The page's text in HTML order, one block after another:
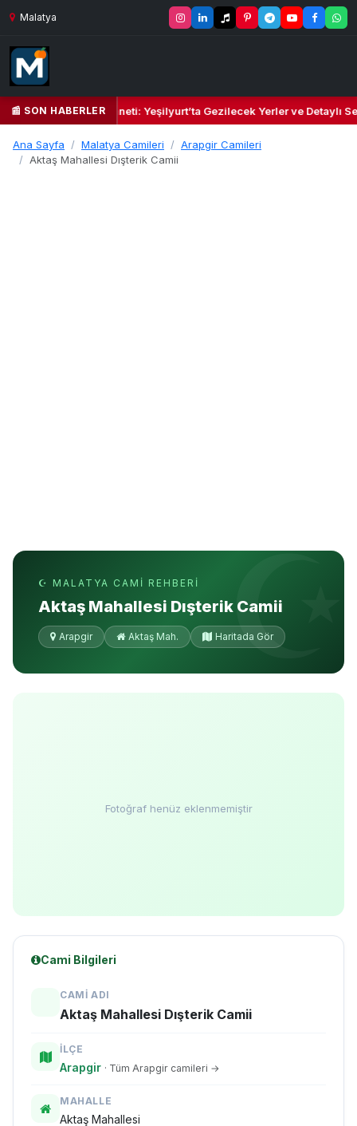
Malatya
📰 SON HABERLER
Kalbi ve Kültür Cenneti: Yeşilyurt’ta Gezilecek Yerler ve Detaylı
Ana Sayfa Malatya Camileri
Arapgir Camileri
Aktaş Mahallesi Dışterik Camii
☪ MALATYA CAMI REHBERI
Aktaş Mahallesi Dışterik Camii
Arapgir Aktaş Mah. Haritada Gör
Fotoğraf henüz eklenmemiştir
Cami Bilgileri
CAMI ADI
Aktaş Mahallesi Dışterik Camii
İLÇE
Arapgir · Tüm Arapgir camileri →
MAHALLE
Aktaş Mahallesi